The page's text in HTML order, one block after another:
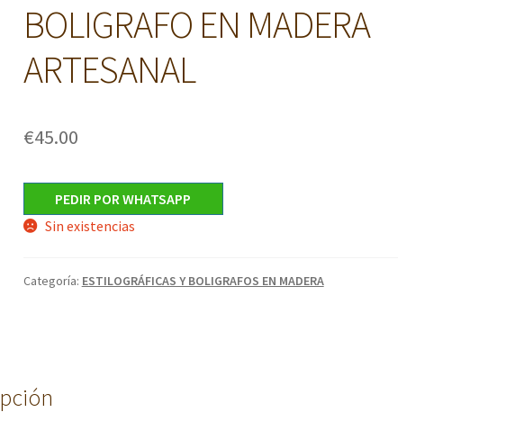
BOLIGRAFO EN MADERA
ARTESANAL
€45.00
PEDIR POR WHATSAPP
Sin existencias
Categoría: ESTILOGRÁFICAS Y BOLIGRAFOS EN MADERA